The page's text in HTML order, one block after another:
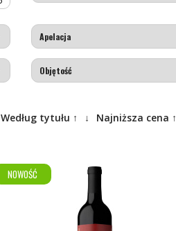
Według tytułu ↑ ↓ Najniższa cena ↑
NOWOŚĆ